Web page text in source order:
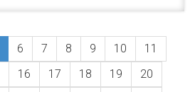
6 7 8 9 10
11
16 17 18 19
20